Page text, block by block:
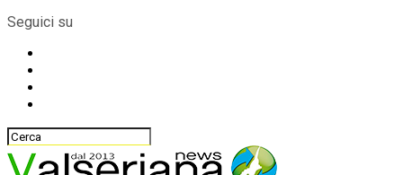
Seguici su